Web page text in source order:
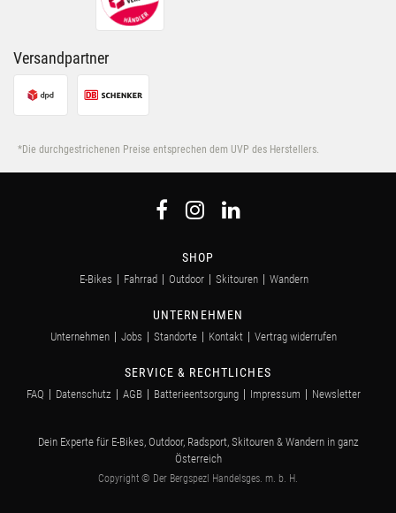
Versandpartner
*Die durchgestrichenen Preise entsprechen dem UVP des Herstellers.
SHOP
E-Bikes Fahrrad Outdoor Skitouren Wandern
UNTERNEHMEN
Unternehmen Jobs Standorte Kontakt Vertrag widerrufen
SERVICE & RECHTLICHES
FAQ Datenschutz AGB Batterieentsorgung Impressum Newsletter
Dein Experte für E-Bikes, Outdoor, Radsport, Skitouren & Wandern in ganz
Österreich
Copyright © Der Bergspezl Handelsges. m. b. H.